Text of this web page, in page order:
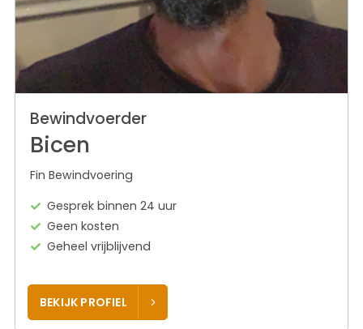
Bewindvoerder
Bicen
Fin Bewindvoering
Gesprek binnen 24 uur
Geen kosten
Geheel vrijblijvend
BEKIJK PROFIEL